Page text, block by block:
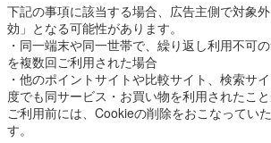
下記の事項に該当する場合、広告主側で対象
効」となる可能性があります。
・同一端末や同一世帯で、繰り返し利用不可
を複数回ご利用された場合
・他のポイントサイトや比較サイト、検索サ
度でも同サービス・お買い物を利用されたこ
ご利用前には、Cookieの削除をおこなってい
す。